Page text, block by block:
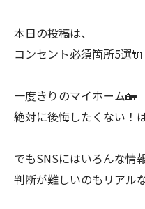
本日の投稿は、
コンセント必須箇所5選🔌
一度きりのマイホーム🏡
絶対に後悔したくない！
でもSNSにはいろんな情
判断が難しいのもリアル